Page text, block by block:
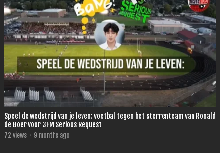
Speel de wedstrijd van je leven: voetbal tegen het sterrenteam van Ronald
de Boer voor 3FM Serious Request
72 views · 9 months ago